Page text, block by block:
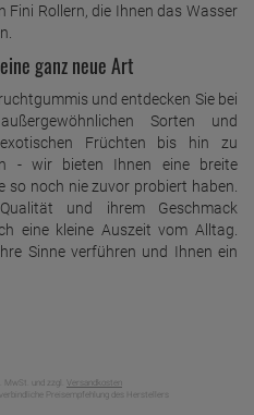
Fini Rollern, die Ihnen das Wasser
ganz neue Art
und entdecken Sie bei
Sorten und
exotischen Früchten bis hin zu
- wir bieten Ihnen eine breite
so noch nie zuvor probiert haben.
und ihrem Geschmack
eine kleine Auszeit vom Alltag.
Sinne verführen und Ihnen ein
MwSt. und zzgl. Versandkosten
Preisempfehlung des Herstellers